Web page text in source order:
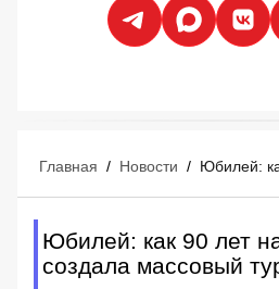
Главная / Новости /
Юбилей: как 90 лет
создала массовый